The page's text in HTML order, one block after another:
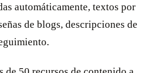
automáticamente, textos por
de blogs, descripciones de